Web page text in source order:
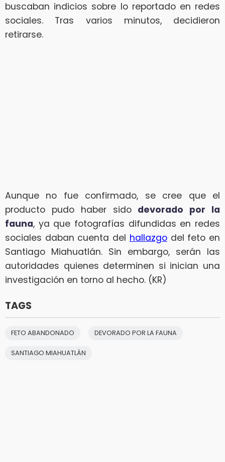
buscaban indicios sobre lo reportado en redes
sociales. Tras varios minutos, decidieron
retirarse.
Aunque no fue confirmado, se cree que el
producto pudo haber sido devorado por la
fauna, ya que fotografías difundidas en redes
sociales daban cuenta del hallazgodel feto en
Santiago Miahuatlán. Sin embargo, serán las
autoridades quienes determinen si inician una
investigación en torno al hecho. (KR)
TAGS
FETO ABANDONADO DEVORADO POR LA FAUNA
SANTIAGO MIAHUATLÁN